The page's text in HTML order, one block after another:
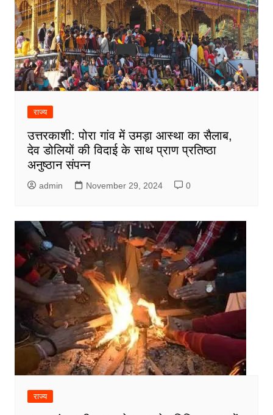
राज्य
उत्तरकाशी: पोरा गांव में उमड़ा आस्था का सैलाब,
देव डोलियों की विदाई के साथ प्राण प्रतिष्ठा
अनुष्ठान संपन्न
admin November 29, 2024 0
राज्य